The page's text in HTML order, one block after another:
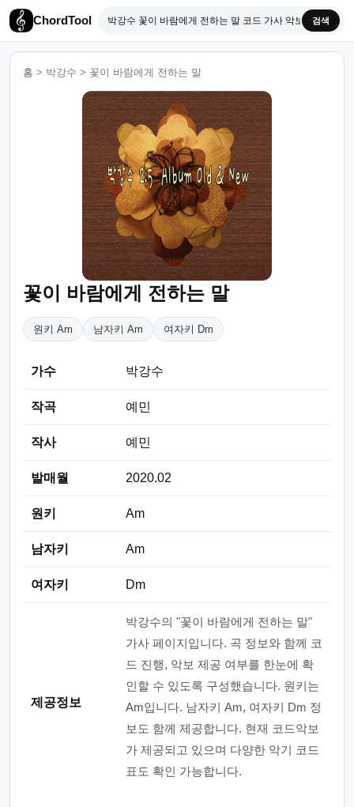
ChordTool 검색
홈 > 박강수 > 꽃이 바람에게 전하는 말
꽃이 바람에게 전하는 말
원키 Am 남자키 Am 여자키 Dm
가수 박강수
작곡 예민
작사 예민
발매월 2020.02
원키 Am
남자키 Am
여자키 Dm
제공정보
박강수의 "꽃이 바람에게 전하는 말"
가사 페이지입니다. 곡 정보와 함께 코
드 진행, 악보 제공 여부를 한눈에 확
인할 수 있도록 구성했습니다. 원키는
Am입니다. 남자키 Am, 여자키 Dm 정
보도 함께 제공합니다. 현재 코드악보
가 제공되고 있으며 다양한 악기 코드
표도 확인 가능합니다.